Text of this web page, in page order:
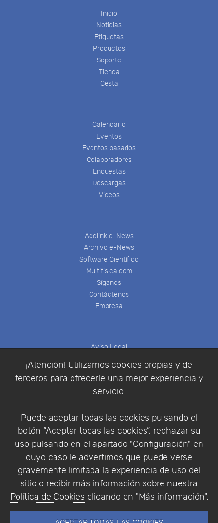
¡Atención! Utilizamos cookies propias y de
terceros para ofrecerle una mejor experiencia y
servicio.
Puede aceptar todas las cookies pulsando el
botón “Aceptar todas las cookies”, rechazar su
uso pulsando en el apartado "Configuración" en
cuyo caso le advertimos que puede verse
gravemente limitada la experiencia de uso del
sitio o recibir más información sobre nuestra
Política de Cookies clicando en "Más información".
Inicio
Noticias
Etiquetas
Productos
Soporte
Tienda
Cesta
Calendario
Eventos
Eventos pasados
Colaboradores
Encuestas
Descargas
Videos
Addlink e-News
Archivo e-News
Software Científico
Multifisica.com
Síganos
Contáctenos
Empresa
Aviso Legal
Política de Privacidad
Condiciones de compra
Identificarse
Empresa|Aviso Legal| Política de Privacidad |
Política de Cookies
© Copyright 1994 - 2026. Addlink Software
Científico, S.L.